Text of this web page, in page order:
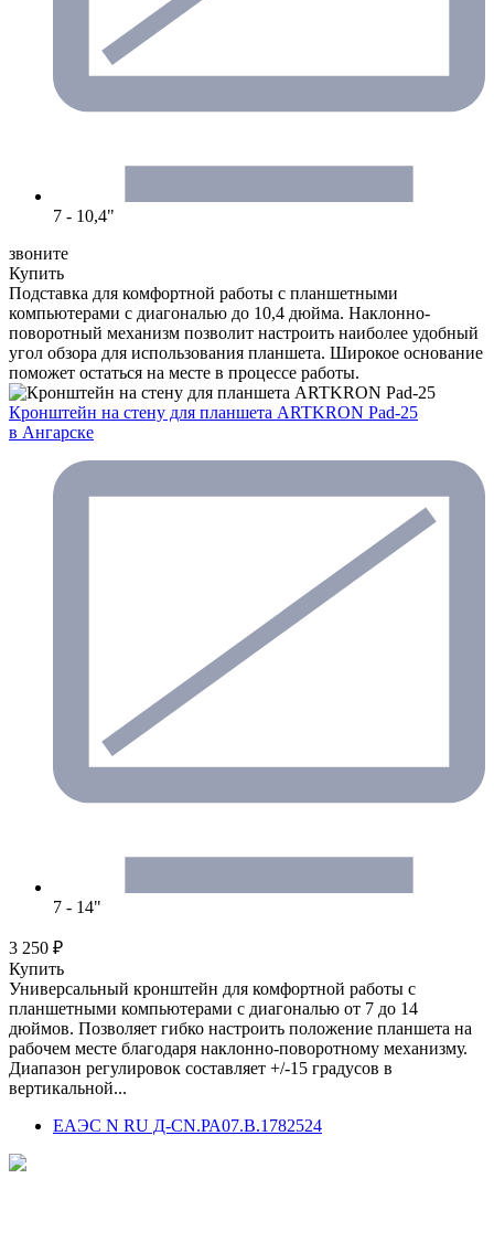
7 - 10,4"
звоните
Купить
Подставка для комфортной работы с планшетными
компьютерами с диагональю до 10,4 дюйма. Наклонно-
поворотный механизм позволит настроить наиболее удобный
угол обзора для использования планшета. Широкое основание
поможет остаться на месте в процессе работы.
Кронштейн на стену для планшета ARTKRON Pad-25
в Ангарске
7 - 14"
3 250 ₽
Купить
Универсальный кронштейн для комфортной работы с
планшетными компьютерами с диагональю от 7 до 14
дюймов. Позволяет гибко настроить положение планшета на
рабочем месте благодаря наклонно-поворотному механизму.
Диапазон регулировок составляет +/-15 градусов в
вертикальной...
ЕАЭС N RU Д-CN.РА07.В.1782524